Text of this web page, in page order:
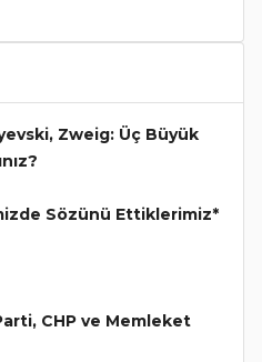
Zweig: Üç Büyük
Sözünü Ettiklerimiz*
CHP ve Memleket